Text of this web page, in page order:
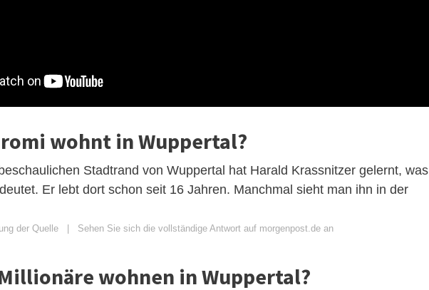
wohnt in Wuppertal?
Stadtrand von Wuppertal hat Harald Krassnitzer gelernt, was
Er lebt dort schon seit 16 Jahren. Manchmal sieht man ihn in der
der Quelle | Sehen Sie sich die vollständige Antwort auf morgenpost.de an
wohnen in Wuppertal?